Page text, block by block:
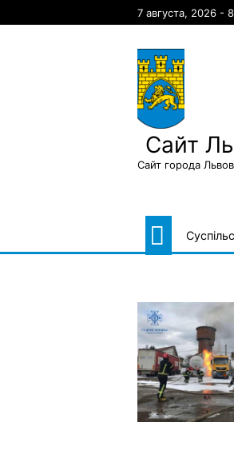
7 августа, 2026 -
Сайт
Сайт города